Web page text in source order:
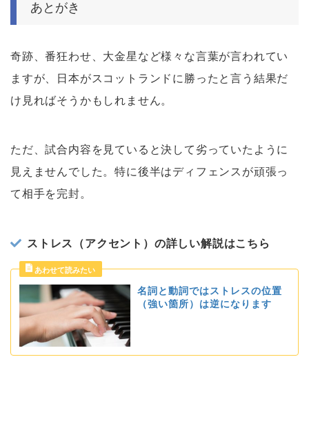
あとがき
奇跡、番狂わせ、大金星など様々な言葉が言われてい
ますが、日本がスコットランドに勝ったと言う結果だ
け見ればそうかもしれません。
ただ、試合内容を見ていると決して劣っていたように
見えませんでした。特に後半はディフェンスが頑張っ
て相手を完封。
ストレス（アクセント）の詳しい解説はこちら
名詞と動詞ではストレスの位置
（強い箇所）は逆になります